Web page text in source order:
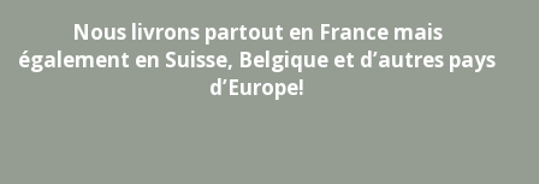
Nous livrons partout en France mais
également en Suisse, Belgique et d’autres pays
d’Europe!